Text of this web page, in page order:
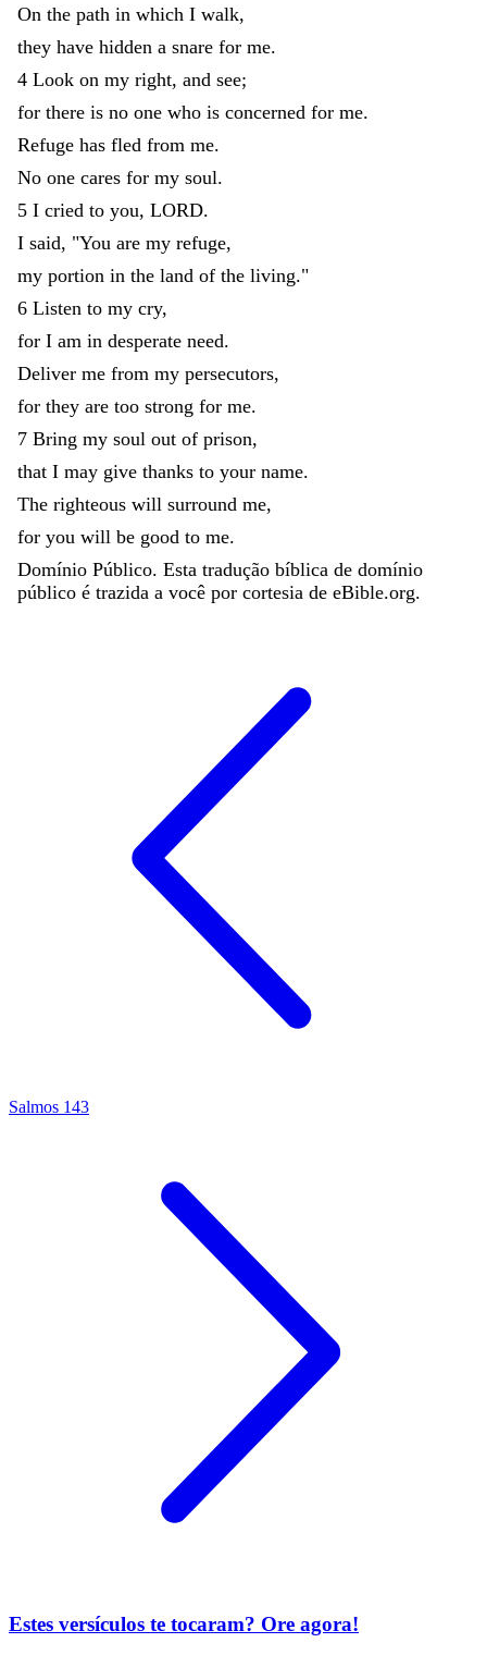
On the path in which I walk,
they have hidden a snare for me.
4 Look on my right, and see;
for there is no one who is concerned for me.
Refuge has fled from me.
No one cares for my soul.
5 I cried to you, LORD.
I said, "You are my refuge,
my portion in the land of the living."
6 Listen to my cry,
for I am in desperate need.
Deliver me from my persecutors,
for they are too strong for me.
7 Bring my soul out of prison,
that I may give thanks to your name.
The righteous will surround me,
for you will be good to me.
Domínio Público. Esta tradução bíblica de domínio
público é trazida a você por cortesia de eBible.org.
Salmos 143
Estes versículos te tocaram? Ore agora!